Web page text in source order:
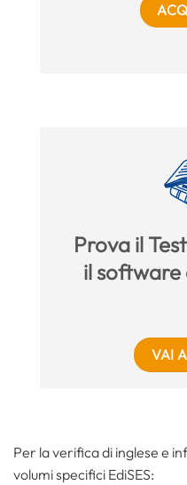
Prova il
il software
VAI
Per la verifica di inglese e
volumi specifici EdiSES: